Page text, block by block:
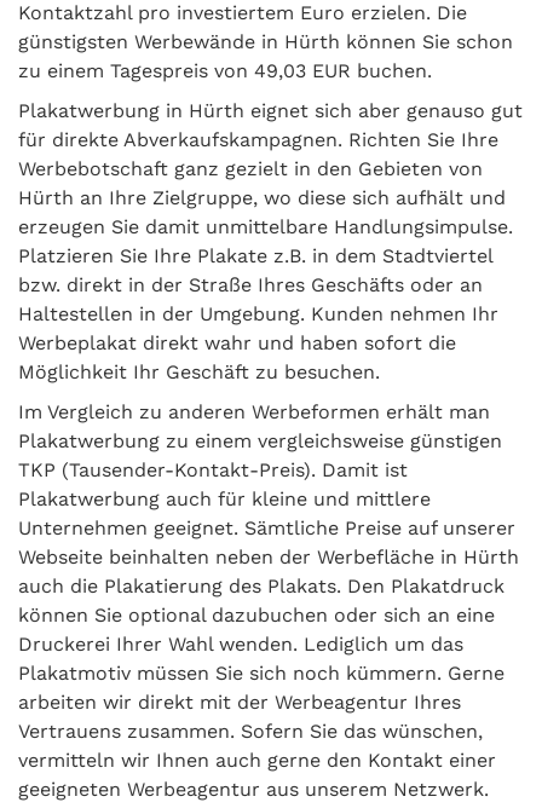
Kontaktzahl pro investiertem Euro erzielen. Die
günstigsten Werbewände in Hürth können Sie schon
zu einem Tagespreis von 49,03 EUR buchen.
Plakatwerbung in Hürth eignet sich aber genauso gut
für direkte Abverkaufskampagnen. Richten Sie Ihre
Werbebotschaft ganz gezielt in den Gebieten von
Hürth an Ihre Zielgruppe, wo diese sich aufhält und
erzeugen Sie damit unmittelbare Handlungsimpulse.
Platzieren Sie Ihre Plakate z.B. in dem Stadtviertel
bzw. direkt in der Straße Ihres Geschäfts oder an
Haltestellen in der Umgebung. Kunden nehmen Ihr
Werbeplakat direkt wahr und haben sofort die
Möglichkeit Ihr Geschäft zu besuchen.
Im Vergleich zu anderen Werbeformen erhält man
Plakatwerbung zu einem vergleichsweise günstigen
TKP (Tausender-Kontakt-Preis). Damit ist
Plakatwerbung auch für kleine und mittlere
Unternehmen geeignet. Sämtliche Preise auf unserer
Webseite beinhalten neben der Werbefläche in Hürth
auch die Plakatierung des Plakats. Den Plakatdruck
können Sie optional dazubuchen oder sich an eine
Druckerei Ihrer Wahl wenden. Lediglich um das
Plakatmotiv müssen Sie sich noch kümmern. Gerne
arbeiten wir direkt mit der Werbeagentur Ihres
Vertrauens zusammen. Sofern Sie das wünschen,
vermitteln wir Ihnen auch gerne den Kontakt einer
geeigneten Werbeagentur aus unserem Netzwerk.